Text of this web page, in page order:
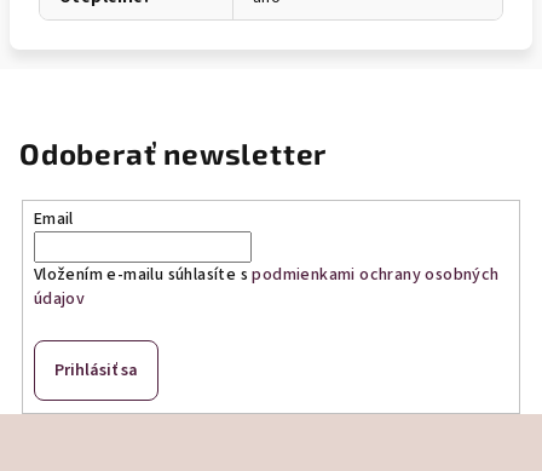
Odoberať newsletter
Email
Vložením e-mailu súhlasíte spodmienkami ochrany osobných
údajov
Prihlásiť sa